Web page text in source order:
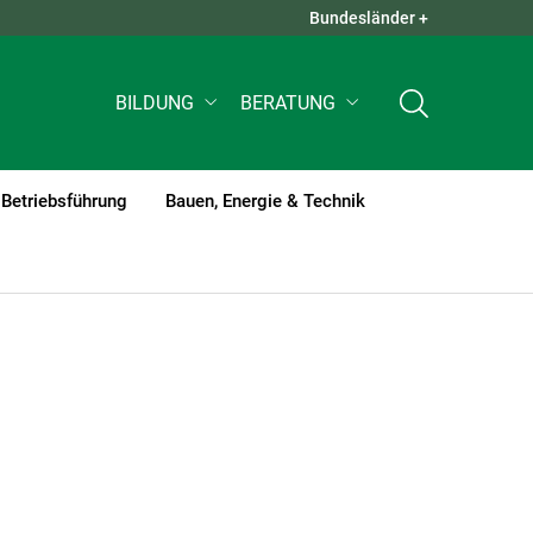
QUICK LINKS +
Bundesländer +
BILDUNG BERATUNG
Betriebsführung Bauen, Energie & Technik